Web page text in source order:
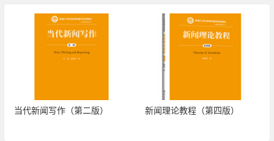
当代新闻写作（第二版） 新闻理论教程（第四版）